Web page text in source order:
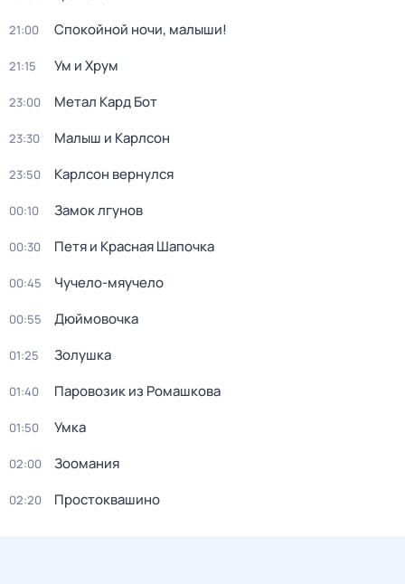
21:00 Спокойной ночи, малыши!
21:15 Ум и Хрум
23:00 Метал Кард Бот
23:30 Малыш и Карлсон
23:50 Карлсон вернулся
00:10 Замок лгунов
00:30 Петя и Красная Шапочка
00:45 Чучело-мяучело
00:55 Дюймовочка
01:25 Золушка
01:40 Паровозик из Ромашкова
01:50 Умка
02:00 Зоомания
02:20 Простоквашино